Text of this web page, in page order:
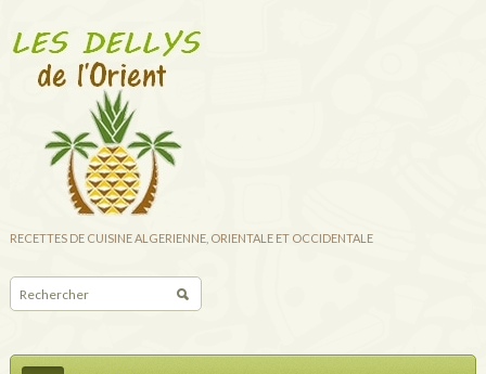
RECETTES DE CUISINE ALGERIENNE, ORIENTALE ET OCCIDENTALE